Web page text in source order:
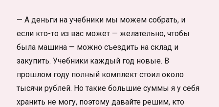
— А деньги на учебники мы можем собрать, и
если кто-то из вас может — желательно, чтобы
была машина — можно съездить на склад и
закупить. Учебники каждый год новые. В
прошлом году полный комплект стоил около
тысячи рублей. Но такие большие суммы я у себя
хранить не могу, поэтому давайте решим, кто